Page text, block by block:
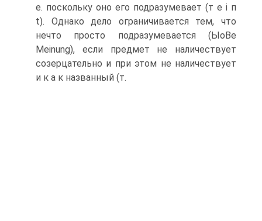
е. поскольку оно его подразумевает (т е і п
t). Однако дело ограничивается тем, что
нечто просто подразумевается (ЫоВе
Meinung), если предмет не наличествует
созерцательно и при этом не наличествует
и к а к названный (т.